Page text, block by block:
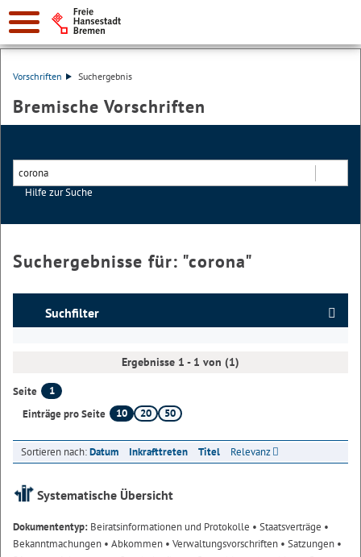
Vorschriften Suchergebnis
Bremische Vorschriften
Hilfe zur Suche
Suchergebnisse für: "corona"
Suchfilter
Ergebnisse 1 - 1 von (1)
Seite
1
Einträge pro Seite
10 20 50
Sortieren nach:Datum Inkrafttreten Titel Relevanz
Systematische Übersicht
Dokumententyp: Beiratsinformationen und Protokolle • Staatsverträge •
Bekanntmachungen • Abkommen • Verwaltungsvorschriften • Satzungen •